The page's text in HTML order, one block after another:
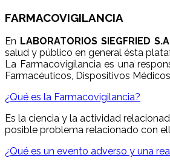
FARMACOVIGILANCIA
En LABORATORIOS SIEGFRIED
salud y público en general ésta
La Farmacovigilancia es una
Farmacéuticos, Dispositivos
¿Qué es la Farmacovigilancia?
Es la ciencia y la actividad
posible problema relacionado con
¿Qué es un evento adverso y una